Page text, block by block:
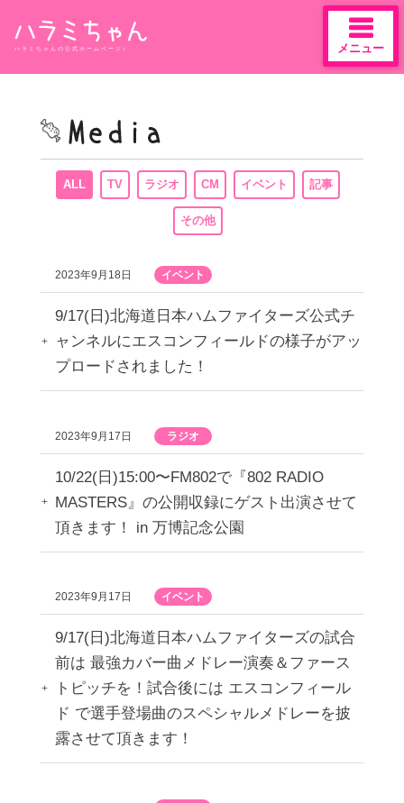
content
ハラミちゃんの公式ホームページ♪ メニュー
ALL TV ラジオ CM イベント 記事
その他
2023年9月18日 イベント
9/17(日)北海道日本ハムファイターズ公式チ
ャンネルにエスコンフィールドの様子がアッ
プロードされました！
2023年9月17日 ラジオ
10/22(日)15:00〜FM802で『802 RADIO
MASTERS』の公開収録にゲスト出演させて
頂きます！ in 万博記念公園
2023年9月17日 イベント
9/17(日)北海道日本ハムファイターズの試合
前は 最強カバー曲メドレー演奏＆ファース
トピッチを！試合後には エスコンフィール
ド で選手登場曲のスペシャルメドレーを披
露させて頂きます！